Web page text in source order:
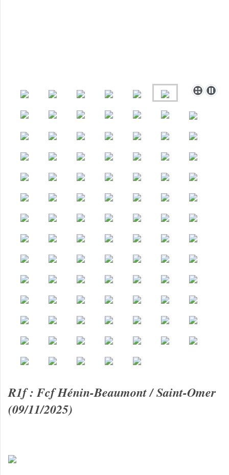
R1f : Fcf Hénin-Beaumont / Saint-Omer
(09/11/2025)